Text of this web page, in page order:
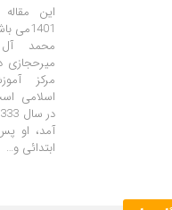
این
محمد
مرکز
اسلامی
آمد، او
ابتدائی و…